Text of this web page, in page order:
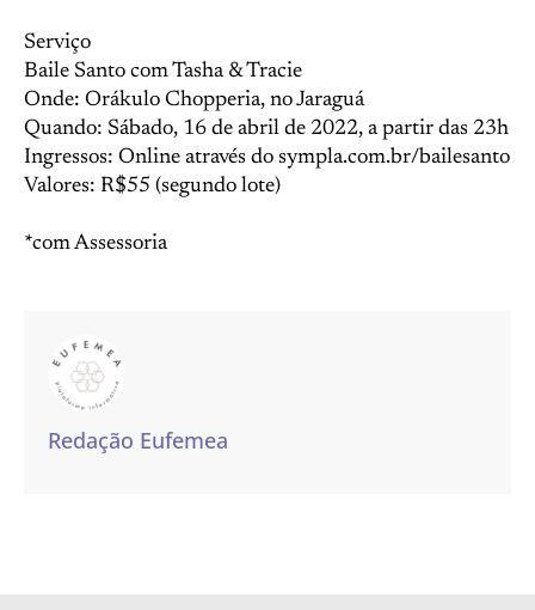
Serviço
Baile Santo com Tasha & Tracie
Onde: Orákulo Chopperia, no Jaraguá
Quando: Sábado, 16 de abril de 2022, a partir das 23h
Ingressos: Online através do sympla.com.br/bailesanto
Valores: R$55 (segundo lote)
*com Assessoria
Redação Eufemea